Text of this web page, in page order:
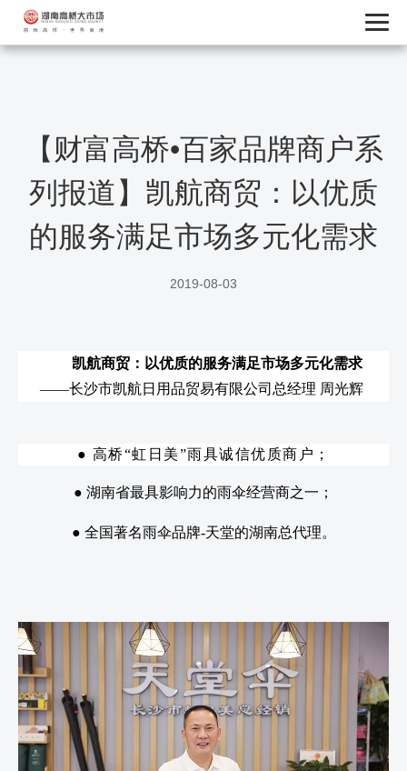
【财富高桥•百家品牌商户系
列报道】凯航商贸：以优质
的服务满足市场多元化需求
2019-08-03
凯航商贸： 以优质的服务满足市场多元化需求
——长沙市凯航日用品贸易有限公司总经理 周光辉
● 高桥“虹日美”雨具诚信优质商户；
● 湖南省最具影响力的雨伞经营商之一；
● 全国著名雨伞品牌-天堂的湖南总代理。